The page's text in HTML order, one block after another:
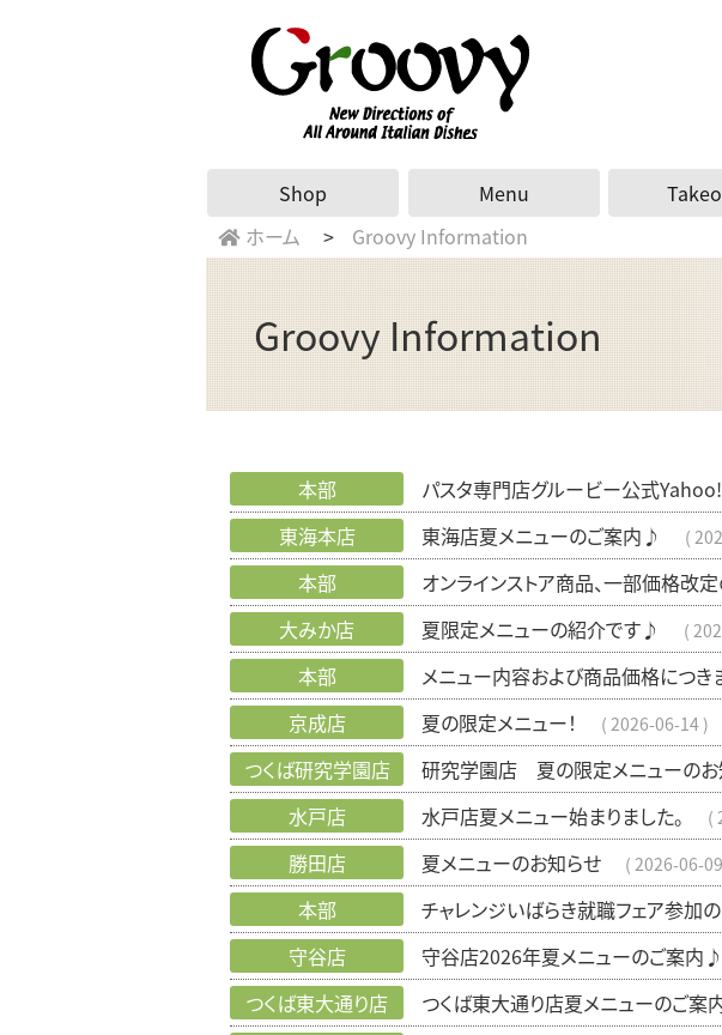
Shop Menu
ホーム Groovy Information
Groovy Information
本部 パスタ専門店グルービー公式
東海本店 東海店夏メニューのご案内♪
本部 オンラインストア商品、一部価格改
大みか店 夏限定メニューの紹介です♪
本部 メニュー内容および商品価格につき
京成店 夏の限定メニュー！ 2026-06-14
つくば研究学園店 研究学園店 夏の限定メニューのお
水戸店 水戸店夏メニュー始まりました。
勝田店 夏メニューのお知らせ 2026-06-09
本部 チャレンジいばらき就職フェア参加
守谷店 守谷店2026年夏メニューのご案内♪
つくば東大通り店 つくば東大通り店夏メニューのご案